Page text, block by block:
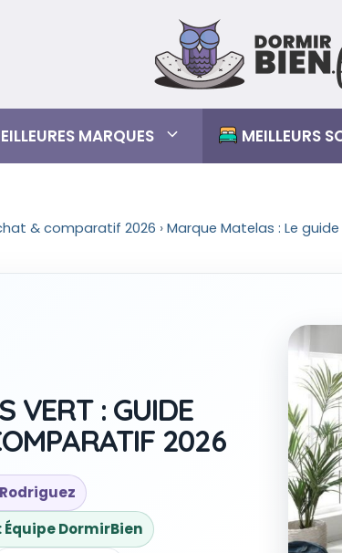
MARQUES MEILLEURS
& comparatif 2026 › Marque Matelas : Le
VERT : GUIDE
2026
DormirBien